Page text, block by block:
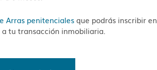
Arras penitencialesque podrás inscribir en
tu transacción inmobiliaria.